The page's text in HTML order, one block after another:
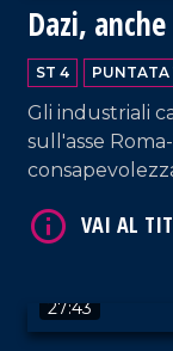
Dazi,
negoziati
ST 4 PUNTATA
Gli industriali
sull'asse
destinata a
27:43
VAI AL TITOLO